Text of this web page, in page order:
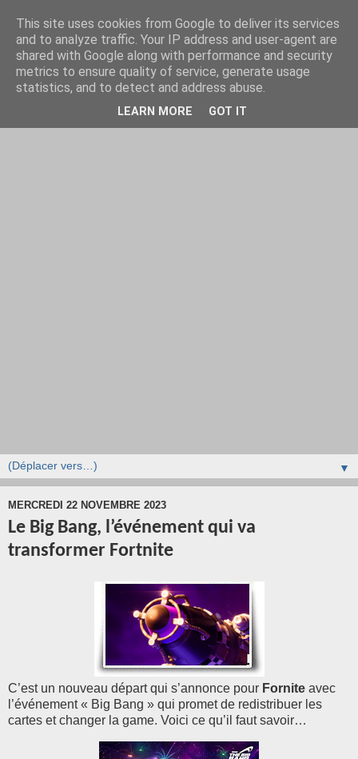
▼
MERCREDI 22 NOVEMBRE 2023
Le Big Bang, l’événement qui va
transformer Fortnite
C’est un nouveau départ qui s’annonce pour Fornite avec
l’événement « Big Bang » qui promet de redistribuer les
cartes et changer la game. Voici ce qu’il faut savoir…
This site uses cookies from Google to deliver its services
and to analyze traffic. Your IP address and user-agent are
shared with Google along with performance and security
metrics to ensure quality of service, generate usage
statistics, and to detect and address abuse.
LEARN MORE GOT IT